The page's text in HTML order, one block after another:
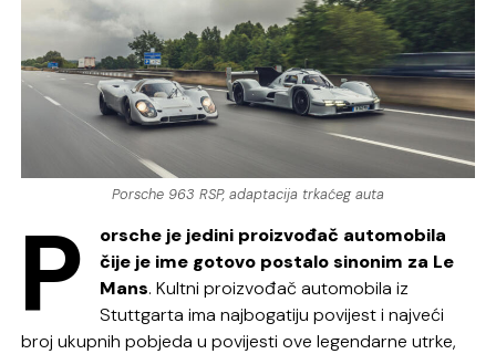
Porsche 963 RSP, adaptacija trkaćeg auta
P orsche je jedini proizvođač automobila
čije je ime gotovo postalo sinonim za Le
Mans. Kultni proizvođač automobila iz
Stuttgarta ima najbogatiju povijest i najveći
broj ukupnih pobjeda u povijesti ove legendarne utrke,